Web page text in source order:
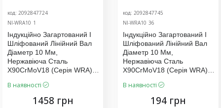
код: 2092847724
NI-WRA10_1
Індукційно Загартований І
Шліфований Лінійний Вал
Діаметр 10 Мм,
Нержавіюча Сталь
X90CrMoV18 (серія WRA),
В наявності
1458 грн
код: 2092847745
NI-WRA10_36
Індукційно Загартований І
Шліфований Лінійний Вал
Діаметр 10 Мм,
Нержавіюча Сталь
X90CrMoV18 (серія WRA),
В наявності
194 грн